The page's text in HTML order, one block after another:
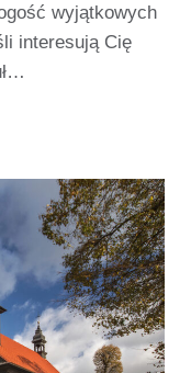
wyjątkowych
interesują Cię